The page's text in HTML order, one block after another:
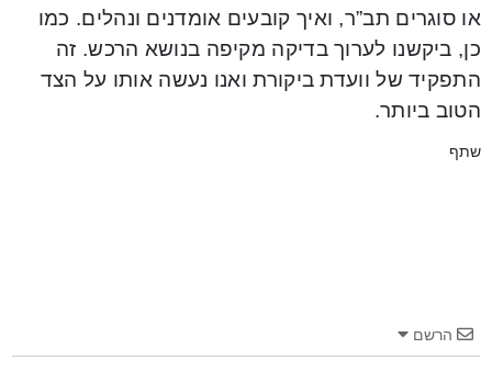
או סוגרים תב”ר, ואיך קובעים אומדנים ונהלים. כמו
כן, ביקשנו לערוך בדיקה מקיפה בנושא הרכש. זה
התפקיד של וועדת ביקורת ואנו נעשה אותו על הצד
הטוב ביותר.
שתף
הרשם